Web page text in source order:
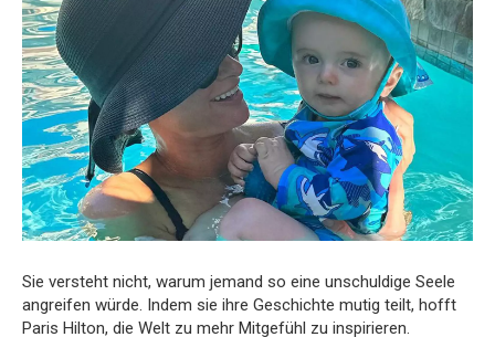
Sie versteht nicht, warum jemand so eine unschuldige Seele
angreifen würde. Indem sie ihre Geschichte mutig teilt, hofft
Paris Hilton, die Welt zu mehr Mitgefühl zu inspirieren.